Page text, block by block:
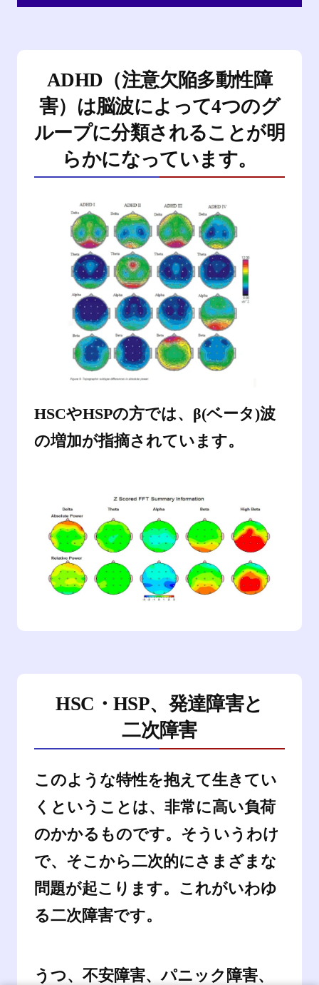
ADHD（注意欠陥多動性障
害）は脳波によって4つのグ
ループに分類されることが明
らかになっています。
HSCやHSPの方では、β(ベータ)波
の増加が指摘されています。
HSC・HSP、発達障害と
二次障害
このような特性を抱えて生きてい
くということは、非常に高い負荷
のかかるものです。そういうわけ
で、そこから二次的にさまざまな
問題が起こります。これがいわゆ
る二次障害です。
うつ、不安障害、パニック障害、